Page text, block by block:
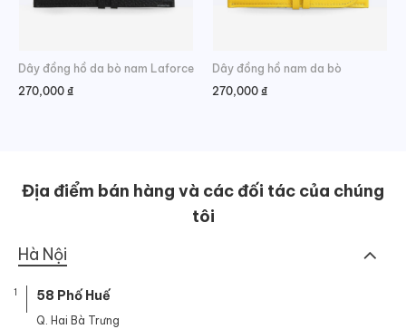
Dây đồng hồ da bò nam Laforce
270,000 ₫
Dây đồng hồ nam da bò
270,000 ₫
Địa điểm bán hàng và các đối tác của chúng
tôi
Hà Nội
1 58 Phố Huế
Q. Hai Bà Trưng